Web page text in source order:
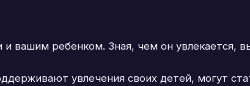
вашим ребенком. Зная, чем он увлекается,
увлечения своих детей, могут